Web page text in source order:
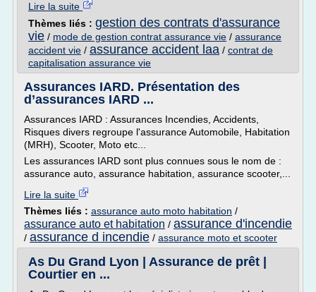
Lire la suite
Thèmes liés : gestion des contrats d'assurance
vie / mode de gestion contrat assurance vie / assurance
accident vie / assurance accident laa / contrat de
capitalisation assurance vie
Assurances IARD. Présentation des
d’assurances IARD ...
Assurances IARD : Assurances Incendies, Accidents,
Risques divers regroupe l'assurance Automobile, Habitation
(MRH), Scooter, Moto etc...
Les assurances IARD sont plus connues sous le nom de :
assurance auto, assurance habitation, assurance scooter,...
Lire la suite
Thèmes liés : assurance auto moto habitation /
assurance auto et habitation / assurance d'incendie
/ assurance d incendie / assurance moto et scooter
As Du Grand Lyon | Assurance de prêt |
Courtier en ...